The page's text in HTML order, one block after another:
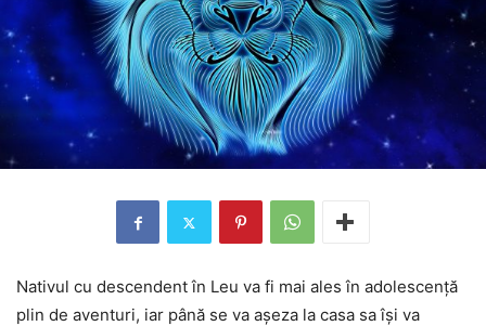
Nativul cu descendent în Leu va fi mai ales în adolescență
plin de aventuri, iar până se va așeza la casa sa își va